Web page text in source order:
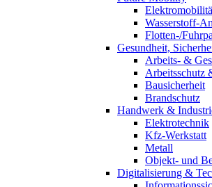
Wasserstoff-
Flotten-/
Gesundheit,
Arbeits- &
Arbeitsschutz
Bausicherheit
Brandschutz
Handwerk &
Elektrotechnik
Kfz-Werkstatt
Metall
Objekt- und
Digitalisierung &